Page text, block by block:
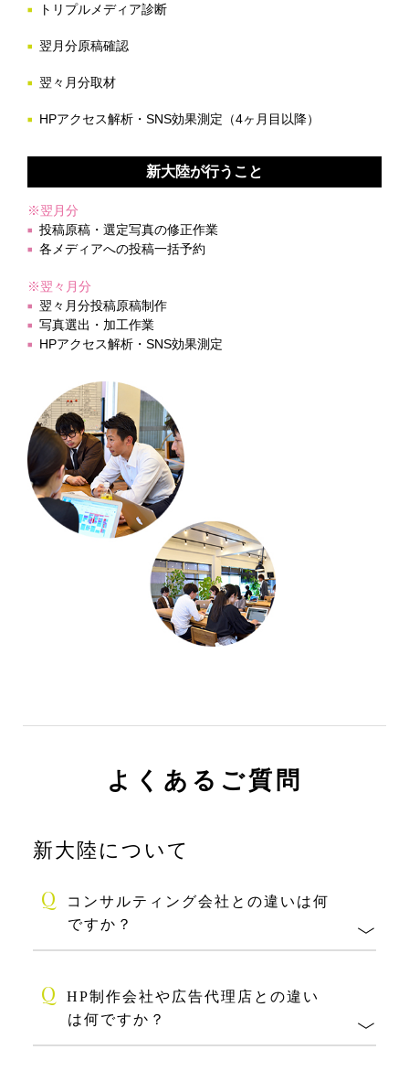
トリプルメディア診断
翌月分原稿確認
翌々月分取材
HPアクセス解析・SNS効果測定（4ヶ月目以降）
新大陸が行うこと
※翌月分
投稿原稿・選定写真の修正作業
各メディアへの投稿一括予約
※翌々月分
翌々月分投稿原稿制作
写真選出・加工作業
HPアクセス解析・SNS効果測定
よくあるご質問
新大陸について
Q
コンサルティング会社との違いは何
ですか？
Q
HP制作会社や広告代理店との違い
は何ですか？